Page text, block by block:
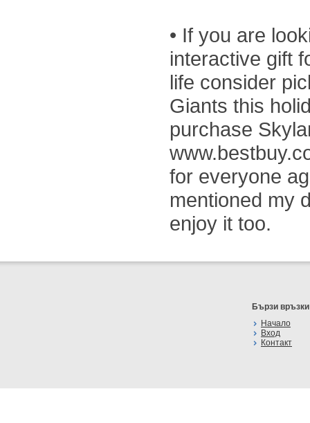
• If you are
interactive gift
life consider
Giants this
purchase
for everyone
mentioned my
enjoy it too.
Бързи връзки
Начало
Вход
Контакт